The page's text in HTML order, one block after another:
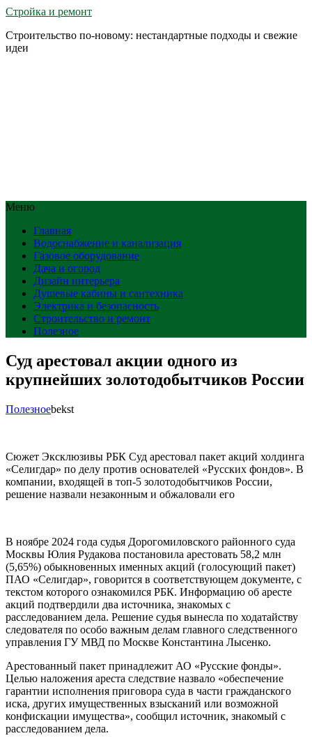
Стройка и ремонт
Строительство по-новому: нестандартные подходы и свежие
идеи
Меню
Главная
Водоснабжение и канализация
Газовое оборудование
Дача и огород
Дизайн интерьера
Душевые кабины и сантехника
Электрика и безопасность
Строительство и ремонт
Полезное
Суд арестовал акции одного из
крупнейших золотодобытчиков России
Полезноеbekst
Сюжет Эксклюзивы РБК Суд арестовал пакет акций холдинга
«Селигдар» по делу против основателей «Русских фондов». В
компании, входящей в топ-5 золотодобытчиков России,
решение назвали незаконным и обжаловали его
В ноябре 2024 года судья Дорогомиловского районного суда
Москвы Юлия Рудакова постановила арестовать 58,2 млн
(5,65%) обыкновенных именных акций (голосующий пакет)
ПАО «Селигдар», говорится в соответствующем документе, с
текстом которого ознакомился РБК. Информацию об аресте
акций подтвердили два источника, знакомых с
расследованием дела. Решение судья вынесла по ходатайству
следователя по особо важным делам главного следственного
управления ГУ МВД по Москве Константина Лысенко.
Арестованный пакет принадлежит АО «Русские фонды».
Целью наложения ареста следствие назвало «обеспечение
гарантии исполнения приговора суда в части гражданского
иска, других имущественных взысканий или возможной
конфискации имущества», сообщил источник, знакомый с
расследованием дела.